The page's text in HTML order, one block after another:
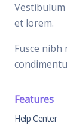
et lorem.
Fusce nibh
Features
Help Center